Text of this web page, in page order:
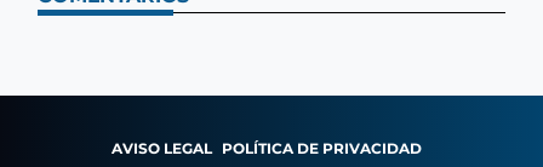
AVISO LEGAL POLÍTICA DE PRIVACIDAD